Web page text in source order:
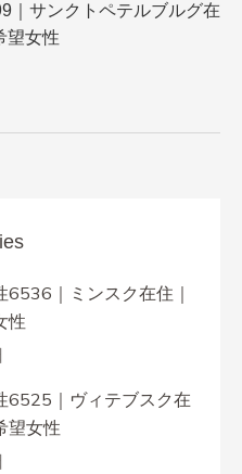
｜サンクトペテルブルグ在
望女性
6536｜ミンスク在住｜
性
6525｜ヴィテブスク在
望女性